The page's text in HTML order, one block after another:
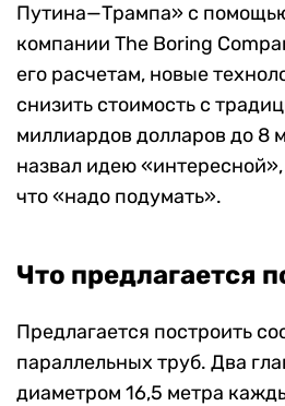
Путина—Трампа» с
компании The Boring
его расчетам, новые
снизить стоимость с
миллиардов долларов до 8
назвал идею
что «надо подумать».
Что предлагается
Предлагается построить
параллельных труб. Два
диаметром 16,5 метра